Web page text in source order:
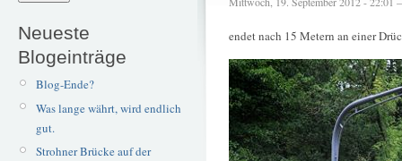
Neueste
Blogeinträge
Blog-Ende?
Was lange währt, wird endlich
gut.
Strohner Brücke auf der
endet nach 15 Metern an einer